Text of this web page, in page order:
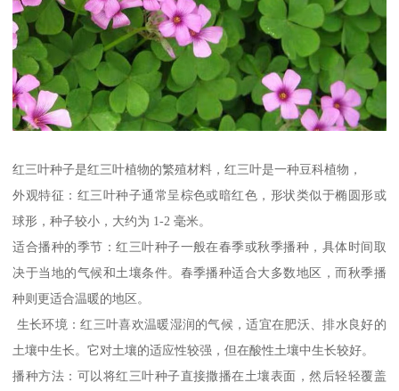
红三叶种子是红三叶植物的繁殖材料，红三叶是一种豆科植物，
外观特征：红三叶种子通常呈棕色或暗红色，形状类似于椭圆形或
球形，种子较小，大约为 1-2 毫米。
适合播种的季节：红三叶种子一般在春季或秋季播种，具体时间取
决于当地的气候和土壤条件。春季播种适合大多数地区，而秋季播
种则更适合温暖的地区。
生长环境：红三叶喜欢温暖湿润的气候，适宜在肥沃、排水良好的
土壤中生长。它对土壤的适应性较强，但在酸性土壤中生长较好。
播种方法：可以将红三叶种子直接撒播在土壤表面，然后轻轻覆盖